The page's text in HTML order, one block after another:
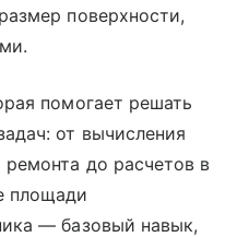
поверхности,
помогает решать
от вычисления
ремонта до расчетов в
площади
— базовый навык,